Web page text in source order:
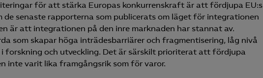
för att stärka Europas konkurrenskraft är att fördjupa EU:s
de senaste rapporterna som publicerats om läget för integrationen
är att integrationen på den inre marknaden har stannat av.
som skapar höga inträdesbarriärer och fragmentisering, låg nivå
forskning och utveckling. Det är särskilt prioriterat att fördjupa
inte varit lika framgångsrik som för varor.